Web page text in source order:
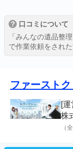
? 口コミについて
「みんなの遺品整
で作業依頼をされ
ファースト
[運
株
（